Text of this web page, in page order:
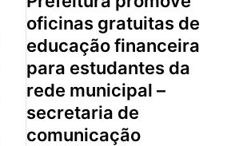
oficinas gratuitas de
educação financeira
para estudantes da
rede municipal –
secretaria de
comunicação